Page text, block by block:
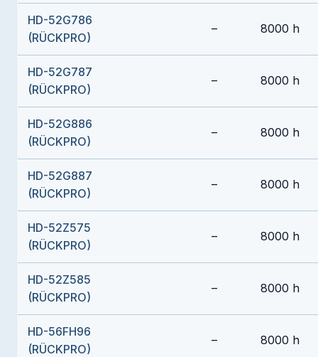
HD-52G786
(RÜCKPRO)
– 8000 h
HD-52G787
(RÜCKPRO)
– 8000 h
HD-52G886
(RÜCKPRO)
– 8000 h
HD-52G887
(RÜCKPRO)
– 8000 h
HD-52Z575
(RÜCKPRO)
– 8000 h
HD-52Z585
(RÜCKPRO)
– 8000 h
HD-56FH96
(RÜCKPRO)
– 8000 h